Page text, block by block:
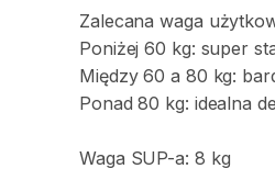
Zalecana waga
Poniżej 60 kg: super
Między 60 a 80 kg:
Ponad 80 kg: idealna
Waga SUP-a: 8 kg